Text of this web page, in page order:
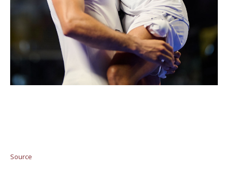
Source